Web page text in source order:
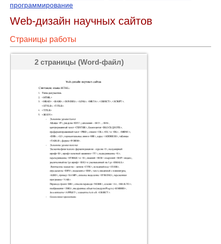
программирование
Web-дизайн научных сайтов
Страницы работы
2 страницы (Word-файл)